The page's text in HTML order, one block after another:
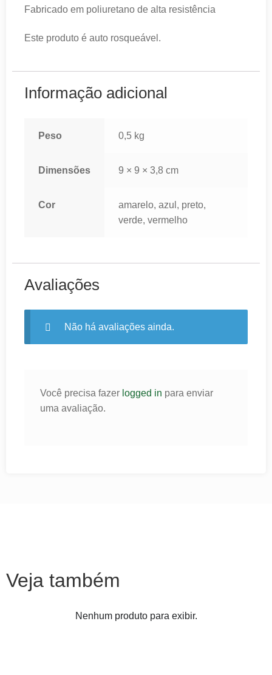
Fabricado em poliuretano de alta resistência
Este produto é auto rosqueável.
Informação adicional
Peso 0,5 kg
Dimensões 9 × 9 × 3,8 cm
Cor
amarelo, azul, preto,
verde, vermelho
Avaliações
Não há avaliações ainda.
Você precisa fazer logged in para enviar
uma avaliação.
Veja também
Nenhum produto para exibir.